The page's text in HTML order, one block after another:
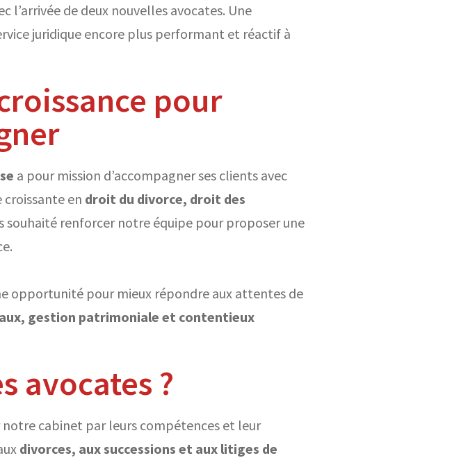
l’arrivée de deux nouvelles avocates. Une
juridique encore plus performant et réactif à
pour
a pour mission d’accompagner ses clients avec
en droit du divorce, droit des
souhaité renforcer notre équipe pour proposer une
opportunité pour mieux répondre aux attentes de
gestion patrimoniale et contentieux
avocates ?
cabinet par leurs compétences et leur
divorces, aux successions et aux litiges de